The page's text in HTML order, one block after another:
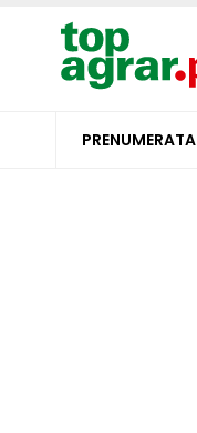
PRENUMERATA